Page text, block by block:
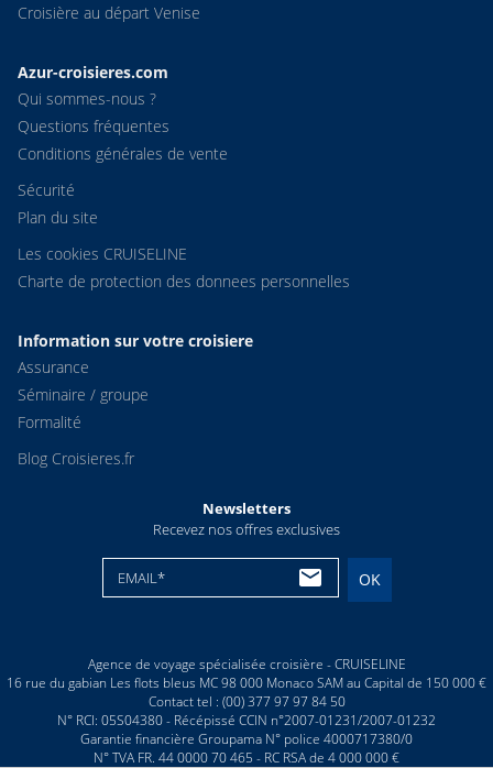
Croisière au départ Venise
Azur-croisieres.com
Qui sommes-nous ?
Questions fréquentes
Conditions générales de vente
Sécurité
Plan du site
Les cookies CRUISELINE
Charte de protection des donnees personnelles
Information sur votre croisiere
Assurance
Séminaire / groupe
Formalité
Blog Croisieres.fr
Newsletters
Recevez nos offres exclusives
EMAIL* OK
Agence de voyage spécialisée croisière - CRUISELINE
16 rue du gabian Les flots bleus MC 98 000 Monaco SAM au Capital de 150 000 €
Contact tel : (00) 377 97 97 84 50
N° RCI: 05S04380 - Récépissé CCIN n°2007-01231/2007-01232
Garantie financière Groupama N° police 4000717380/0
N° TVA FR. 44 0000 70 465 - RC RSA de 4 000 000 €